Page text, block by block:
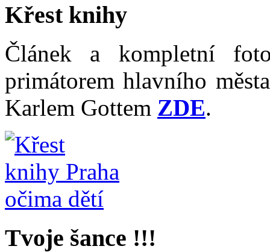
Křest knihy
Článek a kompletní
primátorem hlavního
Karlem Gottem ZDE.
Tvoje šance !!!